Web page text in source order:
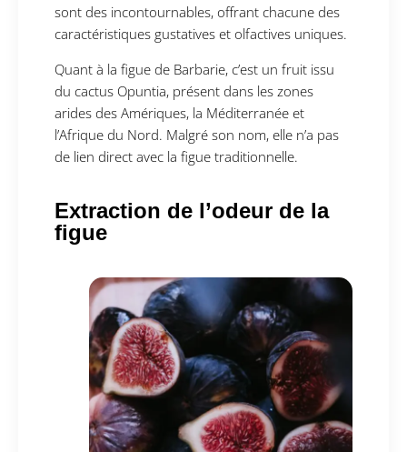
sont des incontournables, offrant chacune des
caractéristiques gustatives et olfactives uniques.
Quant à la figue de Barbarie, c’est un fruit issu
du cactus Opuntia, présent dans les zones
arides des Amériques, la Méditerranée et
l’Afrique du Nord. Malgré son nom, elle n’a pas
de lien direct avec la figue traditionnelle.
Extraction de l’odeur de la
figue